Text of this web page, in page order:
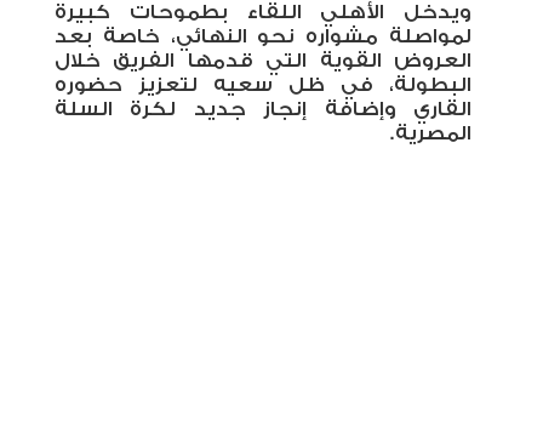
ويدخل الأهلي اللقاء بطموحات كبيرة
لمواصلة مشواره نحو النهائي، خاصة بعد
العروض القوية التي قدمها الفريق خلال
البطولة، في ظل سعيه لتعزيز حضوره
القاري وإضافة إنجاز جديد لكرة السلة
المصرية.